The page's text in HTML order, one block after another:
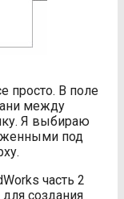
просто. В поле
между
Я выбираю
под
создания